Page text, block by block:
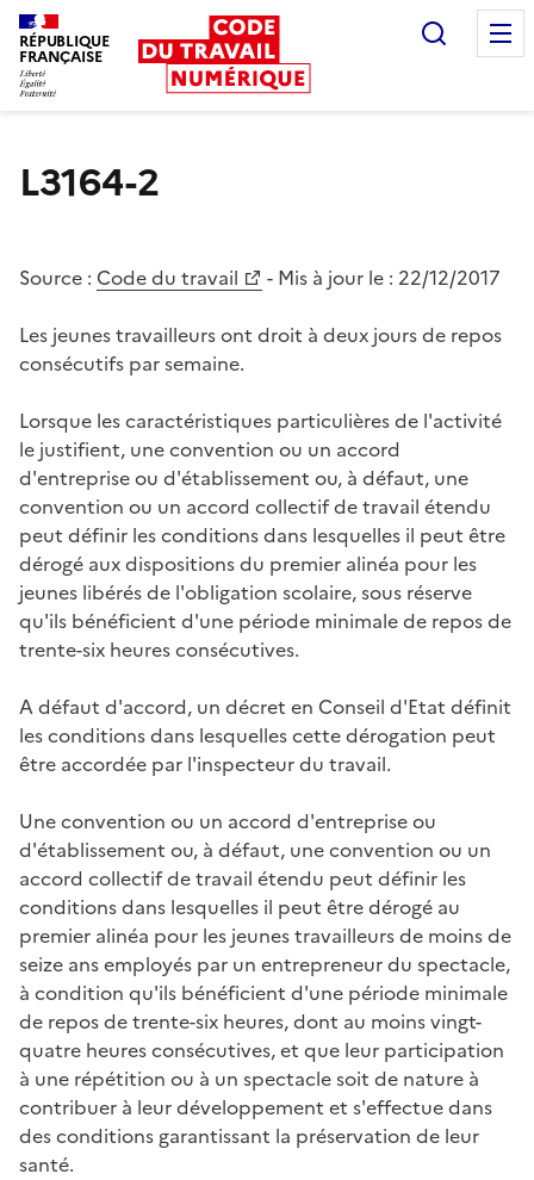
RÉPUBLIQUE
FRANÇAISE
L3164-2
Source : Code du travail - Mis à jour le : 22/12/2017
Les jeunes travailleurs ont droit à deux jours de repos
consécutifs par semaine.
Lorsque les caractéristiques particulières de l'activité
le justifient, une convention ou un accord
d'entreprise ou d'établissement ou, à défaut, une
convention ou un accord collectif de travail étendu
peut définir les conditions dans lesquelles il peut être
dérogé aux dispositions du premier alinéa pour les
jeunes libérés de l'obligation scolaire, sous réserve
qu'ils bénéficient d'une période minimale de repos de
trente-six heures consécutives.
A défaut d'accord, un décret en Conseil d'Etat définit
les conditions dans lesquelles cette dérogation peut
être accordée par l'inspecteur du travail.
Une convention ou un accord d'entreprise ou
d'établissement ou, à défaut, une convention ou un
accord collectif de travail étendu peut définir les
conditions dans lesquelles il peut être dérogé au
premier alinéa pour les jeunes travailleurs de moins de
seize ans employés par un entrepreneur du spectacle,
à condition qu'ils bénéficient d'une période minimale
de repos de trente-six heures, dont au moins vingt-
quatre heures consécutives, et que leur participation
à une répétition ou à un spectacle soit de nature à
contribuer à leur développement et s'effectue dans
des conditions garantissant la préservation de leur
santé.